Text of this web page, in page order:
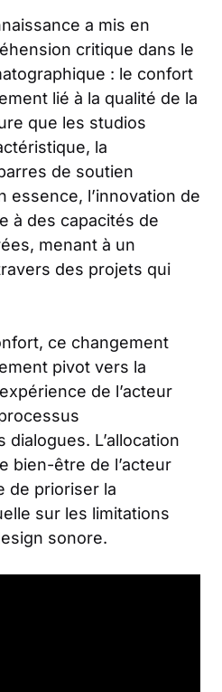
a mis en
critique dans le
: le confort
lié à la qualité de la
que les studios
la
de soutien
essence, l’innovation de
à des capacités de
menant à un
des projets qui
ce changement
pivot vers la
de l’acteur
dialogues. L’allocation
bien-être de l’acteur
de prioriser la
sur les limitations
sonore.